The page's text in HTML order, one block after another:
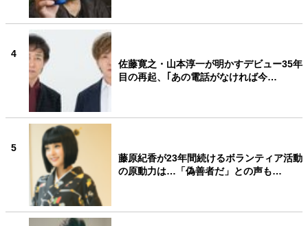
4
佐藤寛之・山本淳一が明かすデビュー35年
目の再起、｢あの電話がなければ今…
5
藤原紀香が23年間続けるボランティア活動
の原動力は…「偽善者だ」との声も…